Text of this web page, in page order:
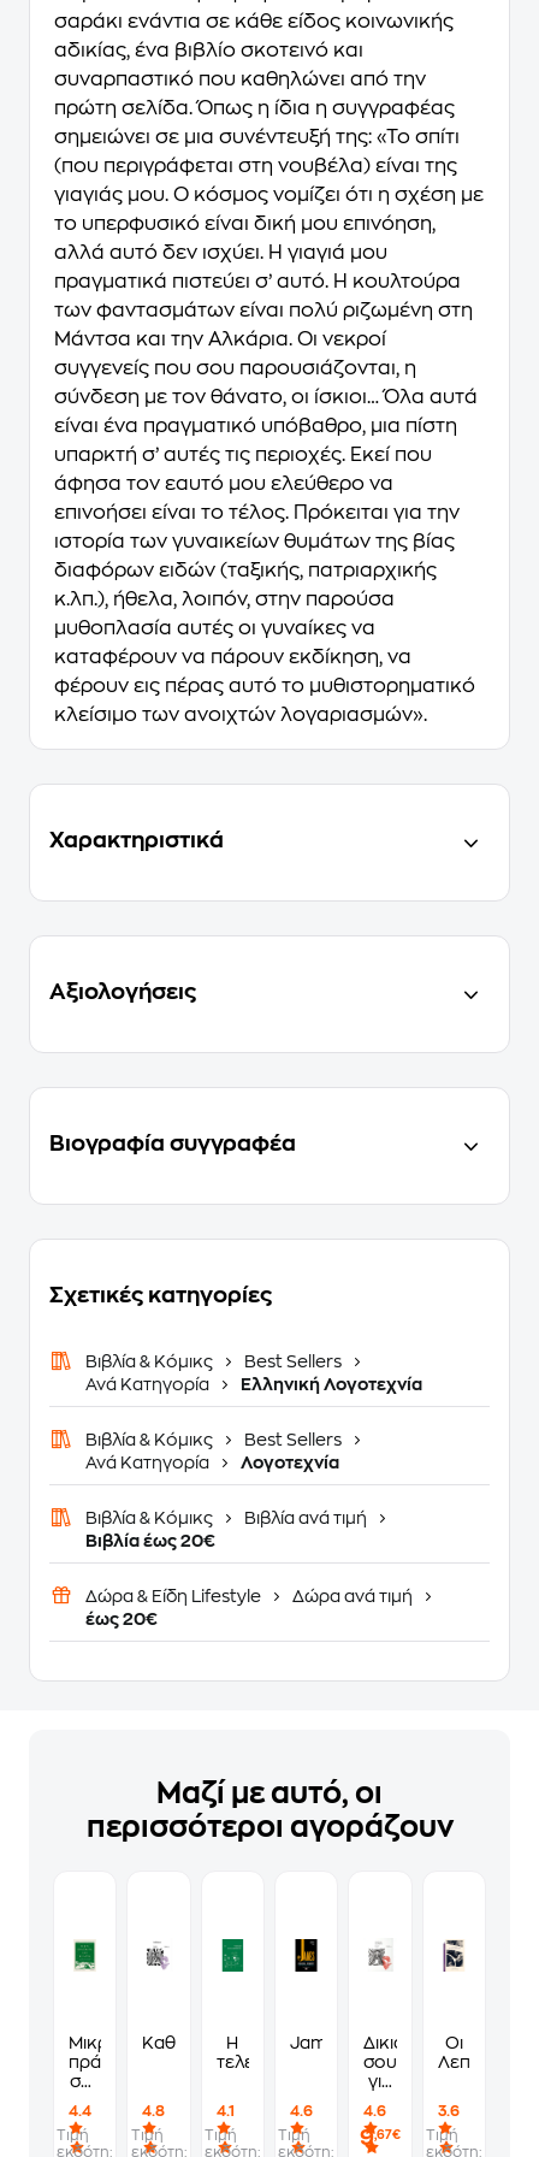
σαράκι ενάντια σε κάθε είδος κοινωνικής
αδικίας, ένα βιβλίο σκοτεινό και
συναρπαστικό που καθηλώνει από την
πρώτη σελίδα. Όπως η ίδια η συγγραφέας
σημειώνει σε μια συνέντευξή της: «Το σπίτι
(που περιγράφεται στη νουβέλα) είναι της
γιαγιάς μου. Ο κόσμος νομίζει ότι η σχέση με
το υπερφυσικό είναι δική μου επινόηση,
αλλά αυτό δεν ισχύει. Η γιαγιά μου
πραγματικά πιστεύει σ’ αυτό. Η κουλτούρα
των φαντασμάτων είναι πολύ ριζωμένη στη
Μάντσα και την Αλκάρια. Οι νεκροί
συγγενείς που σου παρουσιάζονται, η
σύνδεση με τον θάνατο, οι ίσκιοι… Όλα αυτά
είναι ένα πραγματικό υπόβαθρο, μια πίστη
υπαρκτή σ’ αυτές τις περιοχές. Εκεί που
άφησα τον εαυτό μου ελεύθερο να
επινοήσει είναι το τέλος. Πρόκειται για την
ιστορία των γυναικείων θυμάτων της βίας
διαφόρων ειδών (ταξικής, πατριαρχικής
κ.λπ.), ήθελα, λοιπόν, στην παρούσα
μυθοπλασία αυτές οι γυναίκες να
καταφέρουν να πάρουν εκδίκηση, να
φέρουν εις πέρας αυτό το μυθιστορηματικό
κλείσιμο των ανοιχτών λογαριασμών».
Χαρακτηριστικά
Αξιολογήσεις
Βιογραφία συγγραφέα
Σχετικές κατηγορίες
Βιβλία & Κόμικς
Best Sellers
Ανά Κατηγορία
Ελληνική Λογοτεχνία
Βιβλία & Κόμικς
Best Sellers
Ανά Κατηγορία
Λογοτεχνία
Βιβλία & Κόμικς
Βιβλία ανά τιμή
Βιβλία έως 20€
Δώρα & Είδη Lifestyle
Δώρα ανά τιμή
έως 20€
Μαζί με αυτό, οι
περισσότεροι αγοράζουν
Μικρά
πράγματα
σαν
αυτά
4.4
Τιμή
εκδότη:
Καθεδρικοί
4.8
Τιμή
εκδότη:
Η
τελειότητα
4.1
Τιμή
εκδότη:
James
4.6
Τιμή
εκδότη:
Δικιά
σου
για
4.6
9,67€
Οι
3.6
Τιμή
εκδότη: